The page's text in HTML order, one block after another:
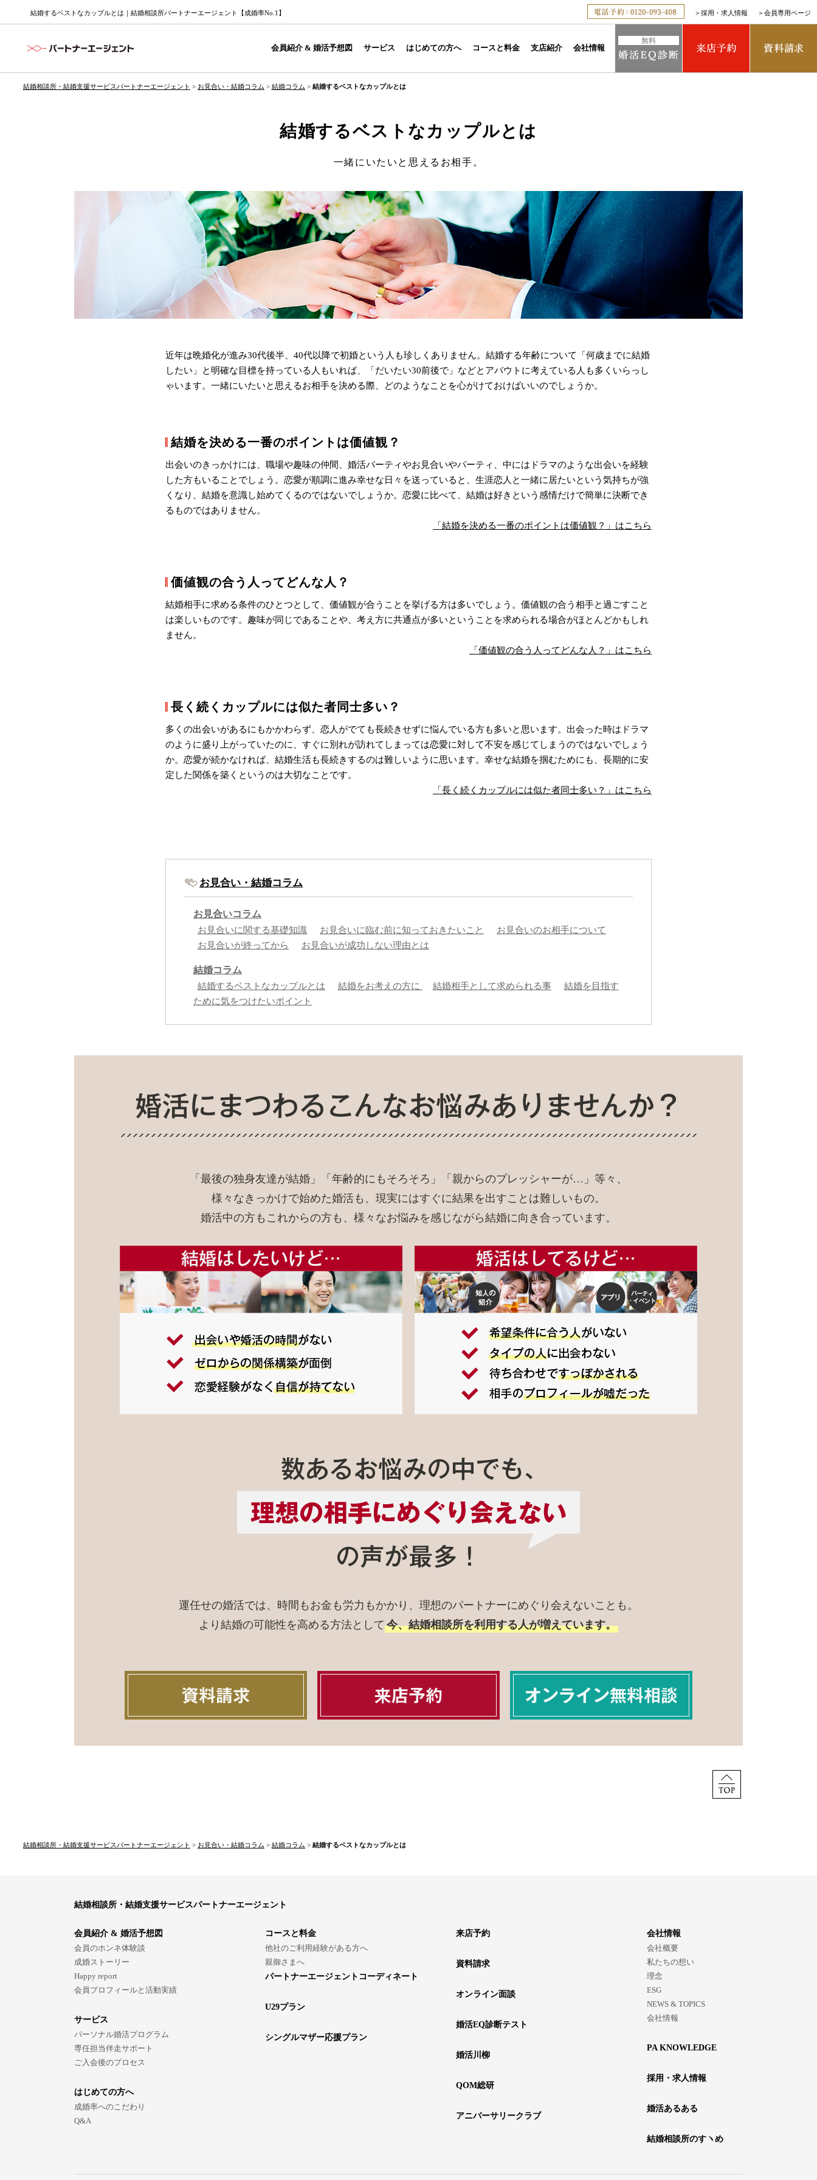
結婚するベストなカップルとは｜結婚相談所パートナーエージェント【成婚率No.1】 ＞ 採用・求人情報 ＞ 会員専用ページ
会員紹介 & 婚活予想図 サービス はじめての方へ コースと料金 支店紹介 会社情報
結婚相談所・結婚支援サービスパートナーエージェント > お見合い・結婚コラム > 結婚コラム > 結婚するベストなカップルとは
結婚するベストなカップルとは
一緒にいたいと思えるお相手。
近年は晩婚化が進み30代後半、40代以降で初婚という人も珍しくありません。 結婚する年齢について「何歳までに結婚
したい」と明確な目標を持っている人もいれば、「だいたい30前後で」などとアバウトに考えている人も多くいらっし
ゃいます。一緒にいたいと思えるお相手を決める際、どのようなことを心がけておけばいいのでしょうか。
結婚を決める一番のポイントは価値観？
出会いのきっかけには、職場や趣味の仲間、婚活パーティやお見合いやパーティ、中にはドラマのような出会いを経験
した方もいることでしょう。恋愛が順調に進み幸せな日々を送っていると、生涯恋人と一緒に居たいという気持ちが強
くなり、結婚を意識し始めてくるのではないでしょうか。恋愛に比べて、結婚は好きという感情だけで簡単に決断でき
るものではありません。
「結婚を決める一番のポイントは価値観？」はこちら
価値観の合う人ってどんな人？
結婚相手に求める条件のひとつとして、価値観が合うことを挙げる方は多いでしょう。価値観の合う相手と過ごすこと
は楽しいものです。趣味が同じであることや、考え方に共通点が多いということを求められる場合がほとんどかもしれ
ません。
「価値観の合う人ってどんな人？」はこちら
長く続くカップルには似た者同士多い？
多くの出会いがあるにもかかわらず、恋人がでても長続きせずに悩んでいる方も多いと思います。出会った時はドラマ
のように盛り上がっていたのに、すぐに別れが訪れてしまっては恋愛に対して不安を感じてしまうのではないでしょう
か。恋愛が続かなければ、結婚生活も長続きするのは難しいように思います。幸せな結婚を掴むためにも、長期的に安
定した関係を築くというのは大切なことです。
「長く続くカップルには似た者同士多い？」はこちら
お見合い・結婚コラム
お見合いコラム
お見合いに関する基礎知識 お見合いに臨む前に知っておきたいこと
お見合いのお相手について
お見合いが終ってから
お見合いが成功しない理由とは
結婚コラム
結婚するベストなカップルとは 結婚をお考えの方に 結婚相手として求められる事
結婚を目指す
ために気をつけたいポイント
「最後の独身友達が結婚」「年齢的にもそろそろ」「親からのプレッシャーが…」等々、
様々なきっかけで始めた婚活も、現実にはすぐに結果を出すことは難しいもの。
婚活中の方もこれからの方も、様々なお悩みを感じながら結婚に向き合っています。
運任せの婚活では、時間もお金も労力もかかり、理想のパートナーにめぐり会えないことも。
より結婚の可能性を高める方法として 今、結婚相談所を利用する人が増えています。
結婚相談所・結婚支援サービスパートナーエージェント > お見合い・結婚コラム > 結婚コラム > 結婚するベストなカップルとは
結婚相談所・結婚支援サービスパートナーエージェント
会員紹介 & 婚活予想図
会員のホンネ体験談
成婚ストーリー
Happy report
会員プロフィールと活動実績
サービス
パーソナル婚活プログラム
専任担当伴走サポート
ご入会後のプロセス
はじめての方へ
成婚率へのこだわり
Q&A
コースと料金
他社のご利用経験がある方へ
親御さまへ
パートナーエージェントコーディネート
U29プラン
シングルマザー応援プラン
来店予約
資料請求
オンライン面談
婚活EQ診断テスト
婚活川柳
QOM総研
アニバーサリークラブ
会社情報
会社概要
私たちの想い
理念
ESG
NEWS & TOPICS
会社情報
PA KNOWLEDGE
採用・求人情報
婚活あるある
結婚相談所のすヽめ